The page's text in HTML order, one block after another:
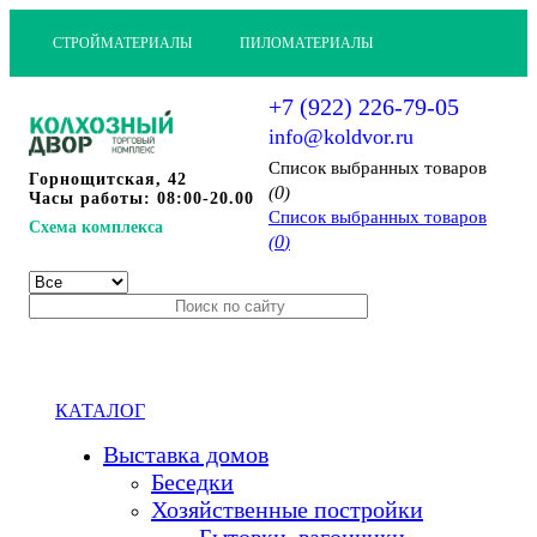
СТРОЙМАТЕРИАЛЫ ПИЛОМАТЕРИАЛЫ
Горнощитская, 42
Часы работы: 08:00-20.00
Схема комплекса
+7 (922) 226-79-05
info@koldvor.ru
Cписок выбранных товаров
(0)
Cписок выбранных товаров
(0)
КАТАЛОГ
Выставка домов
Беседки
Хозяйственные постройки